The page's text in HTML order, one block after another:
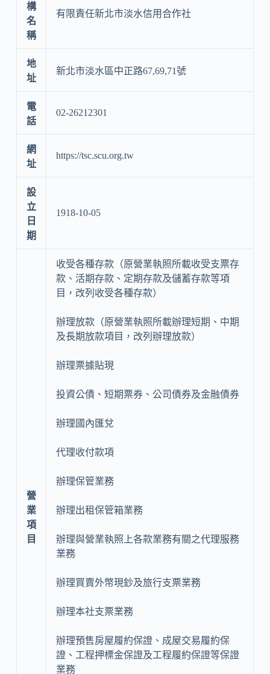
構
名
稱
有限責任新北市淡水信用合作社
地
址
新北市淡水區中正路67,69,71號
電
話
02-26212301
網
址
https://tsc.scu.org.tw
設
立
日
期
1918-10-05
營
業
項
目
收受各種存款（原營業執照所載收受支票存
款、活期存款、定期存款及儲蓄存款等項
目，改列收受各種存款）
辦理放款（原營業執照所載辦理短期、中期
及長期放款項目，改列辦理放款）
辦理票據貼現
投資公債、短期票券、公司債券及金融債券
辦理國內匯兌
代理收付款項
辦理保管業務
辦理出租保管箱業務
辦理與營業執照上各款業務有關之代理服務
業務
辦理買賣外幣現鈔及旅行支票業務
辦理本社支票業務
辦理預售房屋履約保證、成屋交易履約保
證、工程押標金保證及工程履約保證等保證
業務